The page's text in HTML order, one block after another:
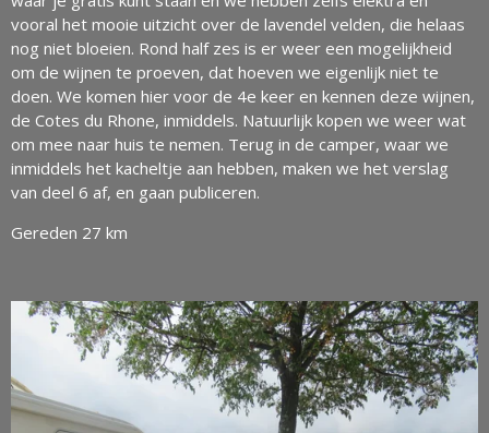
vooral het mooie uitzicht over de lavendel velden, die helaas
nog niet bloeien. Rond half zes is er weer een mogelijkheid
om de wijnen te proeven, dat hoeven we eigenlijk niet te
doen. We komen hier voor de 4e keer en kennen deze wijnen,
de Cotes du Rhone, inmiddels. Natuurlijk kopen we weer wat
om mee naar huis te nemen. Terug in de camper, waar we
inmiddels het kacheltje aan hebben, maken we het verslag
van deel 6 af, en gaan publiceren.
Gereden 27 km